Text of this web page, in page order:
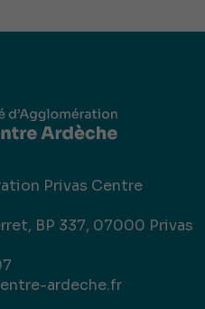
Privas Centre
BP 337, 07000 Privas
ardeche.fr